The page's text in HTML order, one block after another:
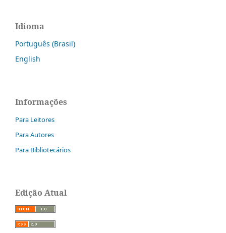
Idioma
Português (Brasil)
English
Informações
Para Leitores
Para Autores
Para Bibliotecários
Edição Atual